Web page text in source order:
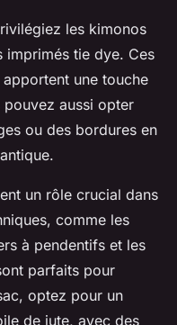
les kimonos
tie dye. Ces
une touche
aussi opter
ou des bordures en
un rôle crucial dans
comme les
à pendentifs et les
parfaits pour
optez pour un
de jute, avec des